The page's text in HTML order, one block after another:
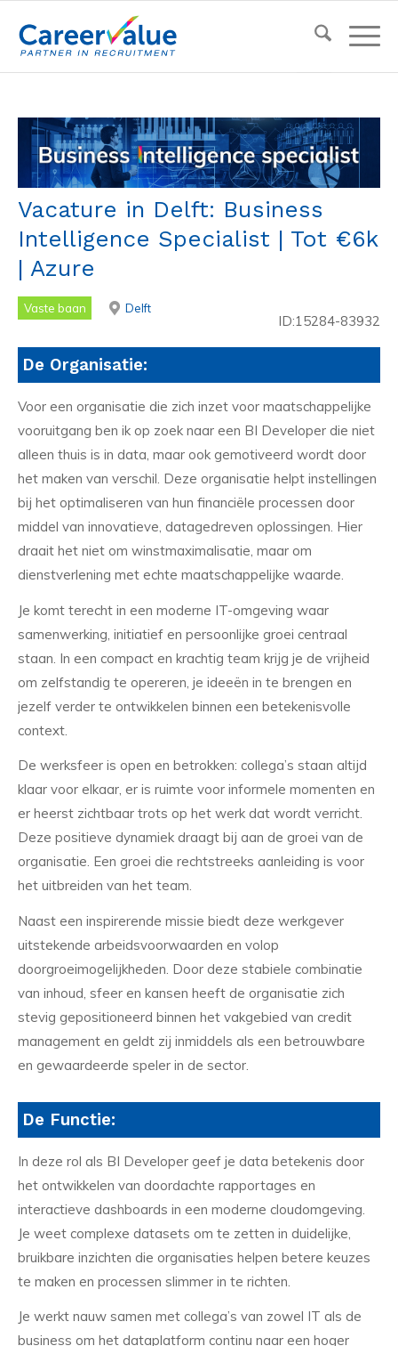
Vacature in Delft: Business
Intelligence Specialist | Tot €6k
| Azure
Vaste baan Delft
ID:15284-83932
De Organisatie:
Voor een organisatie die zich inzet voor maatschappelijke
vooruitgang ben ik op zoek naar een BI Developer die niet
alleen thuis is in data, maar ook gemotiveerd wordt door
het maken van verschil. Deze organisatie helpt instellingen
bij het optimaliseren van hun financiële processen door
middel van innovatieve, datagedreven oplossingen. Hier
draait het niet om winstmaximalisatie, maar om
dienstverlening met echte maatschappelijke waarde.
Je komt terecht in een moderne IT-omgeving waar
samenwerking, initiatief en persoonlijke groei centraal
staan. In een compact en krachtig team krijg je de vrijheid
om zelfstandig te opereren, je ideeën in te brengen en
jezelf verder te ontwikkelen binnen een betekenisvolle
context.
De werksfeer is open en betrokken: collega’s staan altijd
klaar voor elkaar, er is ruimte voor informele momenten en
er heerst zichtbaar trots op het werk dat wordt verricht.
Deze positieve dynamiek draagt bij aan de groei van de
organisatie. Een groei die rechtstreeks aanleiding is voor
het uitbreiden van het team.
Naast een inspirerende missie biedt deze werkgever
uitstekende arbeidsvoorwaarden en volop
doorgroeimogelijkheden. Door deze stabiele combinatie
van inhoud, sfeer en kansen heeft de organisatie zich
stevig gepositioneerd binnen het vakgebied van credit
management en geldt zij inmiddels als een betrouwbare
en gewaardeerde speler in de sector.
De Functie:
In deze rol als BI Developer geef je data betekenis door
het ontwikkelen van doordachte rapportages en
interactieve dashboards in een moderne cloudomgeving.
Je weet complexe datasets om te zetten in duidelijke,
bruikbare inzichten die organisaties helpen betere keuzes
te maken en processen slimmer in te richten.
Je werkt nauw samen met collega’s van zowel IT als de
business om het dataplatform continu naar een hoger